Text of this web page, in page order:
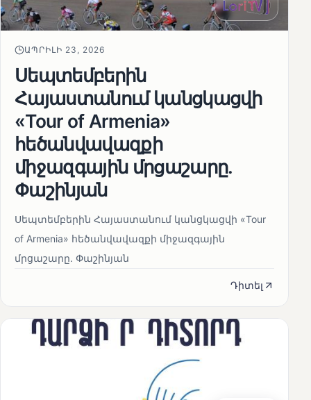
ԱՊՐԻԼԻ 23, 2026
Սեպտեմբերին
Հայաստանում կանցկացվի
«Tour of Armenia»
հեծանվավազքի
միջազգային մրցաշարը.
Փաշինյան
Սեպտեմբերին Հայաստանում կանցկացվի «Tour
of Armenia» հեծանվավազքի միջազգային
մրցաշարը. Փաշինյան
Դիտել